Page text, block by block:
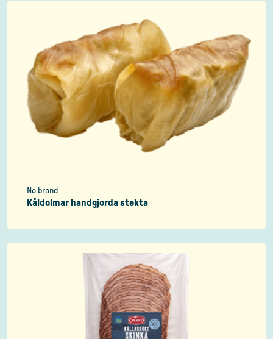
No brand
Kåldolmar handgjorda stekta